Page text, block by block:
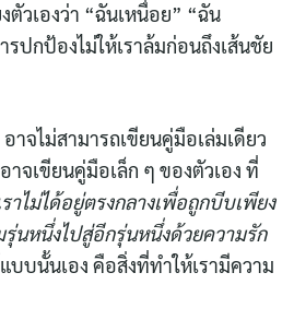
ตัวเองว่า “ฉันเหนื่อย” “ฉัน
ปกป้องไม่ให้เราล้มก่อนถึงเส้นชัย
าจไม่สามารถเขียนคู่มือเล่มเดียว
จเขียนคู่มือเล็ก ๆ ของตัวเอง ที่
ราไม่ได้อยู่ตรงกลางเพื่อถูกบีบเพียง
รุ่นหนึ่งไปสู่อีกรุ่นหนึ่งด้วยความรัก
บนั้นเอง คือสิ่งที่ทำให้เรามีความ